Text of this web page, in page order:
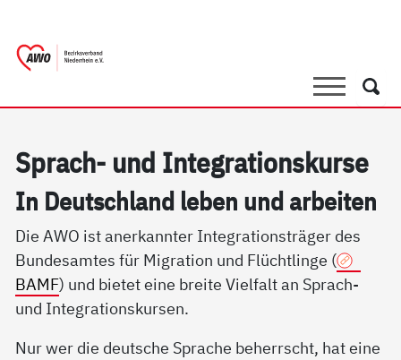
SucheSuche
Sprach- und In­te­g­ra­ti­ons­kur­se
In Deut­sch­land le­ben und ar­bei­ten
Die AWO ist anerkannter Integrationsträger des
Bundesamtes für Migration und Flüchtlinge (
BAMF) und bietet eine breite Vielfalt an Sprach-
und Integrationskursen.
Nur wer die deutsche Sprache beherrscht, hat eine